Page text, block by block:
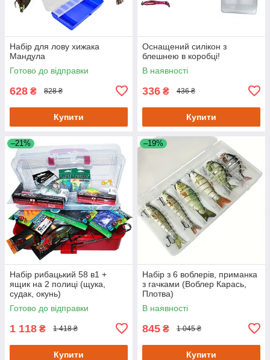
Набір для лову хижака
Мандула
Готово до відправки
628 ₴ 828 ₴
Купити
Оснащений силікон з
блешнею в коробці!
В наявності
336 ₴ 436 ₴
Купити
–21%
Набір рибацький 58 в1 +
ящик на 2 полиці (щука,
судак, окунь)
Готово до відправки
1 118 ₴ 1 418 ₴
Купити
–19%
Набір з 6 воблерів, приманка
з гачками (Воблер Карась,
Плотва)
В наявності
845 ₴ 1 045 ₴
Купити